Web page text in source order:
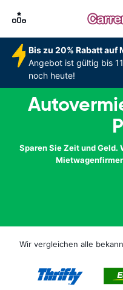
Bis zu 20% Rabatt
Angebot ist gültig bis
noch heute!
Sparen Sie Zeit und
Wir vergleichen alle